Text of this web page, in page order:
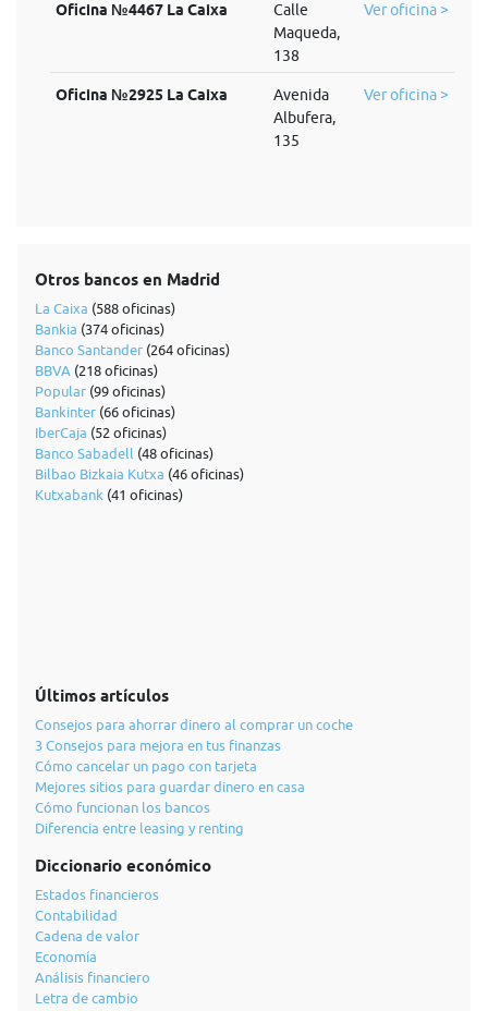
Oficina №4467 La Caixa
Calle
Maqueda,
138
Ver oficina >
Oficina №2925 La Caixa
Avenida
Albufera,
135
Ver oficina >
Otros bancos en Madrid
La Caixa (588 oficinas)
Bankia (374 oficinas)
Banco Santander (264 oficinas)
BBVA (218 oficinas)
Popular (99 oficinas)
Bankinter (66 oficinas)
IberCaja (52 oficinas)
Banco Sabadell (48 oficinas)
Bilbao Bizkaia Kutxa (46 oficinas)
Kutxabank (41 oficinas)
Últimos artículos
Consejos para ahorrar dinero al comprar un coche
3 Consejos para mejora en tus finanzas
Cómo cancelar un pago con tarjeta
Mejores sitios para guardar dinero en casa
Cómo funcionan los bancos
Diferencia entre leasing y renting
Diccionario económico
Estados financieros
Contabilidad
Cadena de valor
Economía
Análisis financiero
Letra de cambio